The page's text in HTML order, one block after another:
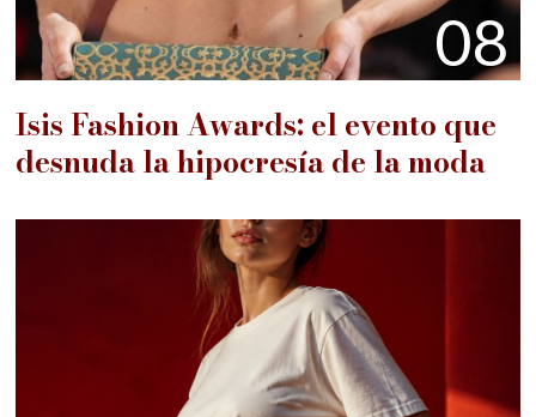
08
Isis Fashion Awards: el evento que
desnuda la hipocresía de la moda